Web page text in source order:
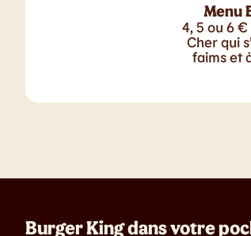
Menu
4, 5 ou 6 €
Cher qui
faims et
Burger King dans votre